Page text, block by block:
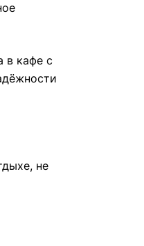
в кафе с
не